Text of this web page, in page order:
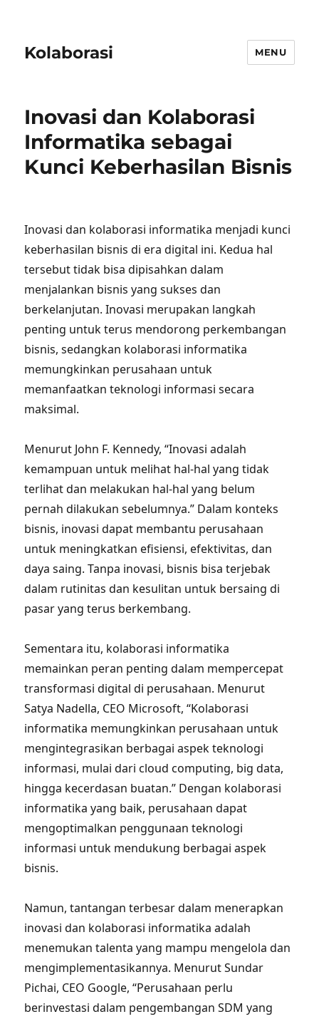
Kolaborasi MENU
Inovasi dan Kolaborasi
Informatika sebagai
Kunci Keberhasilan Bisnis
Inovasi dan kolaborasi informatika menjadi kunci
keberhasilan bisnis di era digital ini. Kedua hal
tersebut tidak bisa dipisahkan dalam
menjalankan bisnis yang sukses dan
berkelanjutan. Inovasi merupakan langkah
penting untuk terus mendorong perkembangan
bisnis, sedangkan kolaborasi informatika
memungkinkan perusahaan untuk
memanfaatkan teknologi informasi secara
maksimal.
Menurut John F. Kennedy, “Inovasi adalah
kemampuan untuk melihat hal-hal yang tidak
terlihat dan melakukan hal-hal yang belum
pernah dilakukan sebelumnya.” Dalam konteks
bisnis, inovasi dapat membantu perusahaan
untuk meningkatkan efisiensi, efektivitas, dan
daya saing. Tanpa inovasi, bisnis bisa terjebak
dalam rutinitas dan kesulitan untuk bersaing di
pasar yang terus berkembang.
Sementara itu, kolaborasi informatika
memainkan peran penting dalam mempercepat
transformasi digital di perusahaan. Menurut
Satya Nadella, CEO Microsoft, “Kolaborasi
informatika memungkinkan perusahaan untuk
mengintegrasikan berbagai aspek teknologi
informasi, mulai dari cloud computing, big data,
hingga kecerdasan buatan.” Dengan kolaborasi
informatika yang baik, perusahaan dapat
mengoptimalkan penggunaan teknologi
informasi untuk mendukung berbagai aspek
bisnis.
Namun, tantangan terbesar dalam menerapkan
inovasi dan kolaborasi informatika adalah
menemukan talenta yang mampu mengelola dan
mengimplementasikannya. Menurut Sundar
Pichai, CEO Google, “Perusahaan perlu
berinvestasi dalam pengembangan SDM yang